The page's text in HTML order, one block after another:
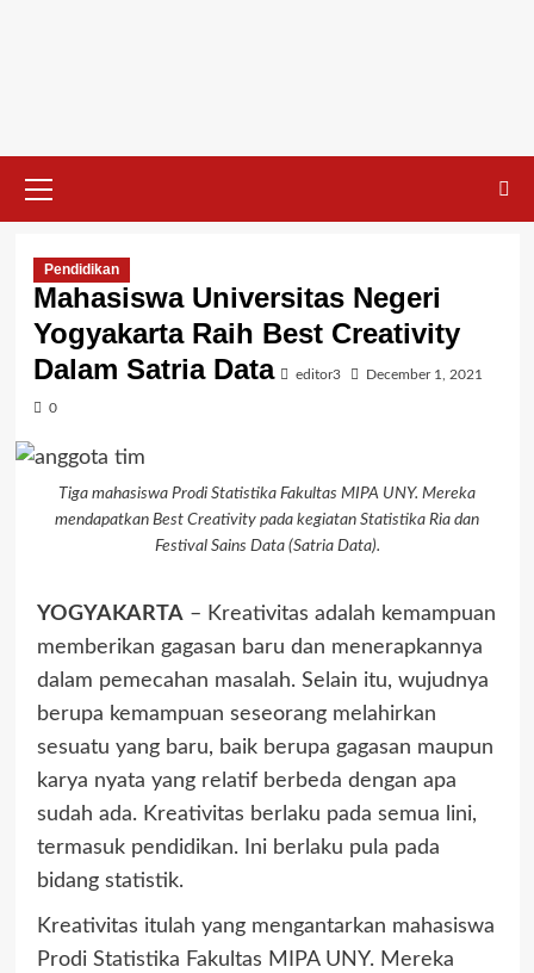
Menu
Pendidikan
Mahasiswa Universitas Negeri
Yogyakarta Raih Best Creativity
Dalam Satria Data
editor3 December 1, 2021
0
Tiga mahasiswa Prodi Statistika Fakultas MIPA UNY. Mereka
mendapatkan Best Creativity pada kegiatan Statistika Ria dan
Festival Sains Data (Satria Data).
YOGYAKARTA– Kreativitas adalah kemampuan
memberikan gagasan baru dan menerapkannya
dalam pemecahan masalah. Selain itu, wujudnya
berupa kemampuan seseorang melahirkan
sesuatu yang baru, baik berupa gagasan maupun
karya nyata yang relatif berbeda dengan apa
sudah ada. Kreativitas berlaku pada semua lini,
termasuk pendidikan. Ini berlaku pula pada
bidang statistik.
Kreativitas itulah yang mengantarkan mahasiswa
Prodi Statistika Fakultas MIPA UNY. Mereka